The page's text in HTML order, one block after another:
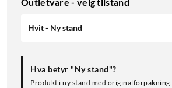
Outletvare - velg tilstand
Hvit - Ny stand
Hva betyr "Ny stand"?
Produkt i ny stand med originalforpakning.